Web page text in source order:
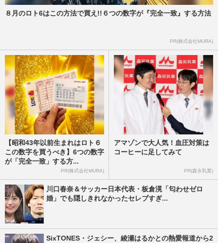
８月のロト6はこの方法で買え!!６つの数字が『完全一致』する方法
PR(株式会社MURA)
【昭和43年以前生まれはロト６
この数字を買うべき】6つの数字
が「完全一致」する方...
PR(株式会社MURA)
アマゾンで大人気！血圧対策は
コーヒーに足してみて
PR(森永乳業)
川口春奈＆サッカー日本代表・板倉滉「匂わせゼロ
婚」でも隠しきれなかったセレブすぎ...
SixTONES・ジェシー、綾瀬はるかとの熱愛報道から2